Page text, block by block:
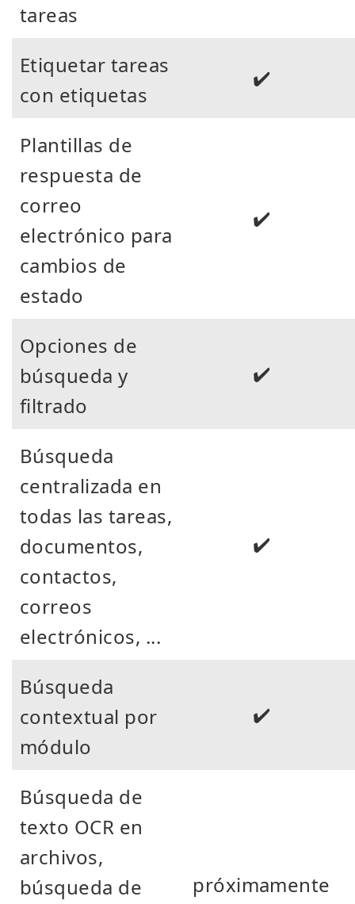
tareas
Etiquetar tareas
con etiquetas
✔️
Plantillas de
respuesta de
correo
electrónico para
cambios de
estado
✔️
Opciones de
búsqueda y
filtrado
✔️
Búsqueda
centralizada en
todas las tareas,
documentos,
contactos,
correos
electrónicos, ...
✔️
Búsqueda
contextual por
módulo
✔️
Búsqueda de
texto OCR en
archivos,
búsqueda de
próximamente